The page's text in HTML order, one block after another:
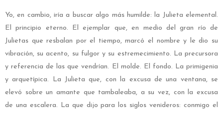
Yo, en cambio, iría a buscar algo más humilde: la Julieta elemental.
El principio eterno. El ejemplar que, en medio del gran río de
Julietas que resbalan por el tiempo, marcó el nombre y le dio su
vibración, su acento, su fulgor y su estremecimiento. La precursora
y referencia de las que vendrían. El molde. El fondo. La primigenia
y arquetípica. La Julieta que, con la excusa de una ventana, se
elevó sobre un amante que tambaleaba, a su vez, con la excusa
de una escalera. La que dijo para los siglos venideros: conmigo el